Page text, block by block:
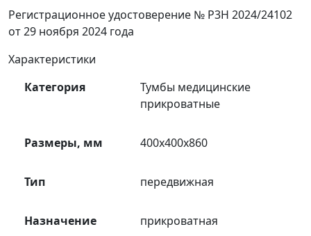
Регистрационное удостоверение № P3H 2024/24102
от 29 ноября 2024 года
Характеристики
Категория
Тумбы медицинские
прикроватные
Размеры, мм 400х400х860
Тип передвижная
Назначение прикроватная